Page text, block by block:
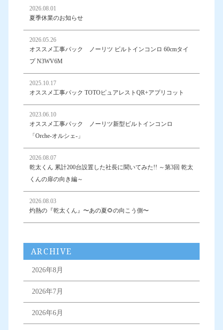
2026.08.01
夏季休業のお知らせ
2026.05.26
オススメ工事パック ノーリツ ビルトインコンロ 60cmタイ
プ N3WV6M
2025.10.17
オススメ工事パック TOTOピュアレストQR+アプリコット
2023.06.10
オススメ工事パック ノーリツ新型ビルトインコンロ
「Orche-オルシェ-」
2026.08.07
乾太くん 累計200台設置した社長に聞いてみた!! ～第3回 乾太
くんの扉の向き編～
2026.08.03
灼熱の『乾太くん』〜あの夏🌻の向こう側〜
ARCHIVE
2026年8月
2026年7月
2026年6月